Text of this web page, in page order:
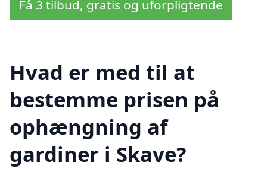
Få 3 tilbud, gratis og uforpligtende
Hvad er med til at
bestemme prisen på
ophængning af
gardiner i Skave?